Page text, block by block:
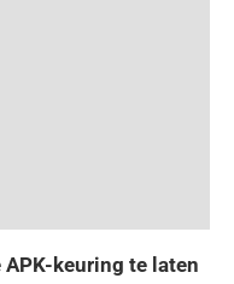
keuring te laten